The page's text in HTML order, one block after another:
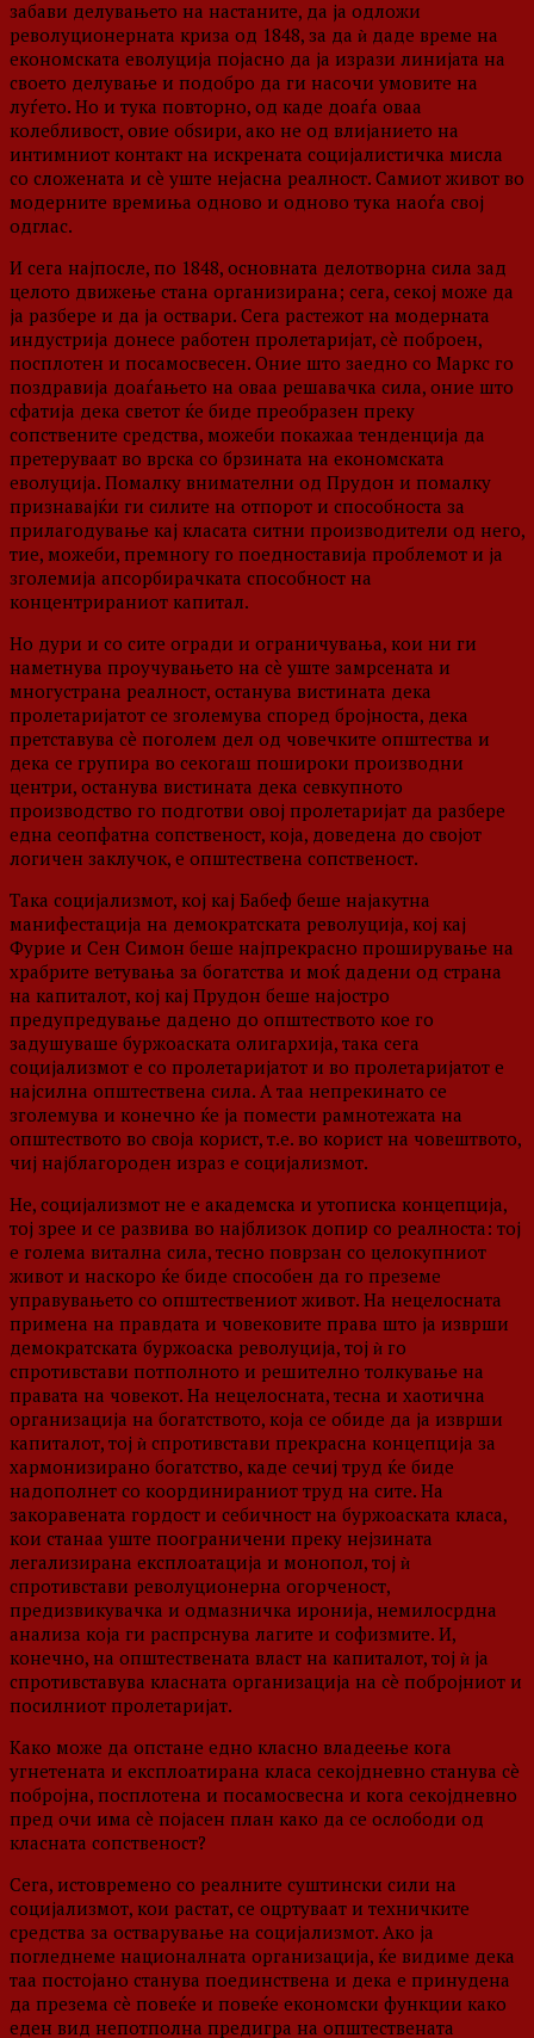
забави делувањето на настаните, да ја одложи
револуционерната криза од 1848, за да ѝ даде време на
економската еволуција појасно да ја изрази линијата на
своето делување и подобро да ги насочи умовите на
луѓето. Но и тука повторно, од каде доаѓа оваа
колебливост, овие обѕири, ако не од влијанието на
интимниот контакт на искрената социјалистичка мисла
со сложената и сè уште нејасна реалност. Самиот живот во
модерните времиња одново и одново тука наоѓа свој
одглас.
И сега најпосле, по 1848, основната делотворна сила зад
целото движење стана организирана; сега, секој може да
ја разбере и да ја оствари. Сега растежот на модерната
индустрија донесе работен пролетаријат, сè поброен,
посплотен и посамосвесен. Оние што заедно со Маркс го
поздравија доаѓањето на оваа решавачка сила, оние што
сфатија дека светот ќе биде преобразен преку
сопствените средства, можеби покажаа тенденција да
претеруваат во врска со брзината на економската
еволуција. Помалку внимателни од Прудон и помалку
признавајќи ги силите на отпорот и способноста за
прилагодување кај класата ситни производители од него,
тие, можеби, премногу го поедноставија проблемот и ја
зголемија апсорбирачката способност на
концентрираниот капитал.
Но дури и со сите огради и ограничувања, кои ни ги
наметнува проучувањето на сè уште замрсената и
многустрана реалност, останува вистината дека
пролетаријатот се зголемува според бројноста, дека
претставува сè поголем дел од човечките општества и
дека се групира во секогаш пошироки производни
центри, останува вистината дека севкупното
производство го подготви овој пролетаријат да разбере
една сеопфатна сопственост, која, доведена до својот
логичен заклучок, е општествена сопственост.
Така социјализмот, кој кај Бабеф беше најакутна
манифестација на демократската револуција, кој кај
Фурие и Сен Симон беше најпрекрасно проширување на
храбрите ветувања за богатства и моќ дадени од страна
на капиталот, кој кај Прудон беше најостро
предупредување дадено до општеството кое го
задушуваше буржоаската олигархија, така сега
социјализмот е со пролетаријатот и во пролетаријатот е
најсилна општествена сила. А таа непрекинато се
зголемува и конечно ќе ја помести рамнотежата на
општеството во своја корист, т.е. во корист на човештвото,
чиј најблагороден израз е социјализмот.
Не, социјализмот не е академска и утописка концепција,
тој зрее и се развива во најблизок допир со реалноста: тој
е голема витална сила, тесно поврзан со целокупниот
живот и наскоро ќе биде способен да го преземе
управувањето со општествениот живот. На нецелосната
примена на правдата и човековите права што ја изврши
демократската буржоаска револуција, тој ѝ го
спротивстави потполното и решително толкување на
правата на човекот. На нецелосната, тесна и хаотична
организација на богатството, која се обиде да ја изврши
капиталот, тој ѝ спротивстави прекрасна концепција за
хармонизирано богатство, каде сечиј труд ќе биде
надополнет со координираниот труд на сите. На
закоравената гордост и себичност на буржоаската класа,
кои станаа уште поограничени преку нејзината
легализирана експлоатација и монопол, тој ѝ
спротивстави револуционерна огорченост,
предизвикувачка и одмазничка иронија, немилосрдна
анализа која ги распрснува лагите и софизмите. И,
конечно, на општествената власт на капиталот, тој ѝ ја
спротивставува класната организација на сè побројниот и
посилниот пролетаријат.
Како може да опстане едно класно владеење кога
угнетената и експлоатирана класа секојдневно станува сè
побројна, посплотена и посамосвесна и кога секојдневно
пред очи има сè појасен план како да се ослободи од
класната сопственост?
Сега, истовремено со реалните суштински сили на
социјализмот, кои растат, се оцртуваат и техничките
средства за остварување на социјализмот. Ако ја
погледнеме националната организација, ќе видиме дека
таа постојано станува поединствена и дека е принудена
да презема сè повеќе и повеќе економски функции како
еден вид непотполна предигра на општествената